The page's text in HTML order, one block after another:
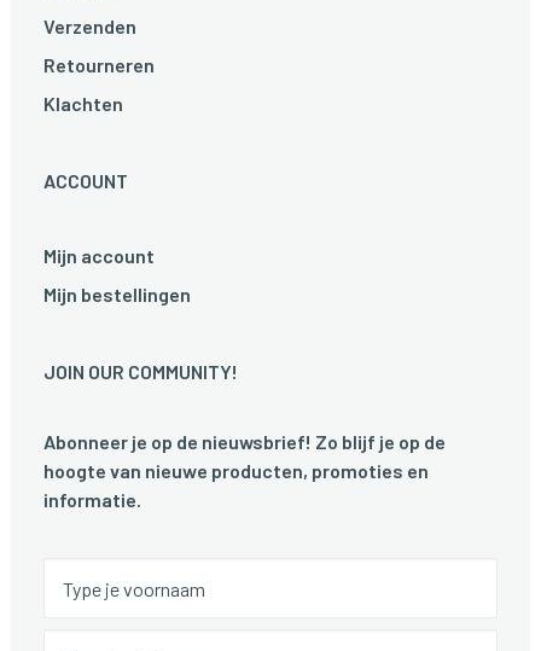
Verzenden
Retourneren
Klachten
ACCOUNT
Mijn account
Mijn bestellingen
JOIN OUR COMMUNITY!
Abonneer je op de nieuwsbrief! Zo blijf je op de
hoogte van nieuwe producten, promoties en
informatie.